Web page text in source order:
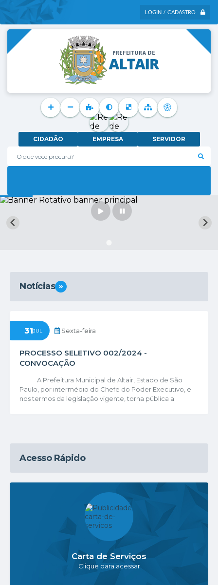
LOGIN / CADASTRO
O que voce procura?
CIDADÃO EMPRESA SERVIDOR
Notícias
PROCESSO SELETIVO 002/2024 -
CONVOCAÇÃO
Sexta-feira
31JUL
A Prefeitura Municipal de Altair, Estado de São
Paulo, por intermédio do Chefe do Poder Executivo, e
nos termos da legislação vigente, torna pública a
Acesso Rápido
Carta de Serviços
Clique para acessar